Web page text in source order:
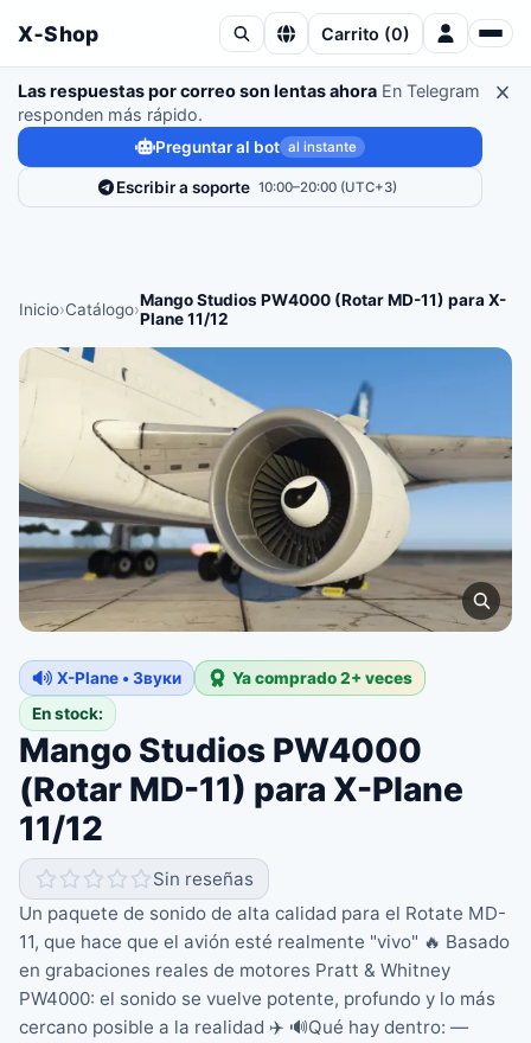
X‑Shop Carrito (0)
Las respuestas por correo son lentas ahora En Telegram
responden más rápido.
Preguntar al bot al instante
Escribir a soporte 10:00–20:00 (UTC+3)
Inicio›Catálogo›Mango Studios PW4000 (Rotar MD-11) para X-
Plane 11/12
X-Plane • Звуки
Ya comprado 2+ veces
En stock:
Mango Studios PW4000
(Rotar MD-11) para X-Plane
11/12
Sin reseñas
Un paquete de sonido de alta calidad para el Rotate MD-
11, que hace que el avión esté realmente "vivo" 🔥 Basado
en grabaciones reales de motores Pratt & Whitney
PW4000: el sonido se vuelve potente, profundo y lo más
cercano posible a la realidad ✈️ 🔊Qué hay dentro: —